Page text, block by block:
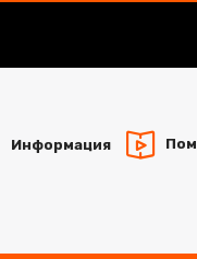
Информация